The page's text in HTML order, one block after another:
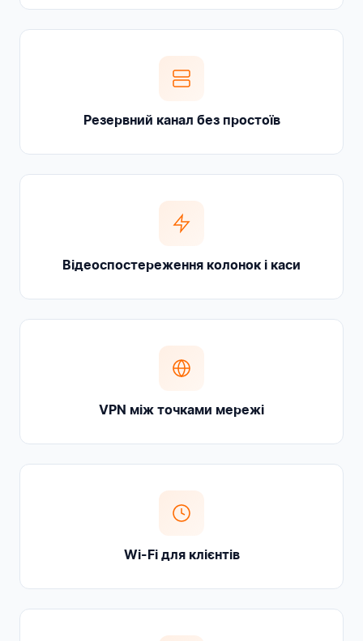
Резервний канал без простоїв
Відеоспостереження колонок і каси
VPN між точками мережі
Wi-Fi для клієнтів